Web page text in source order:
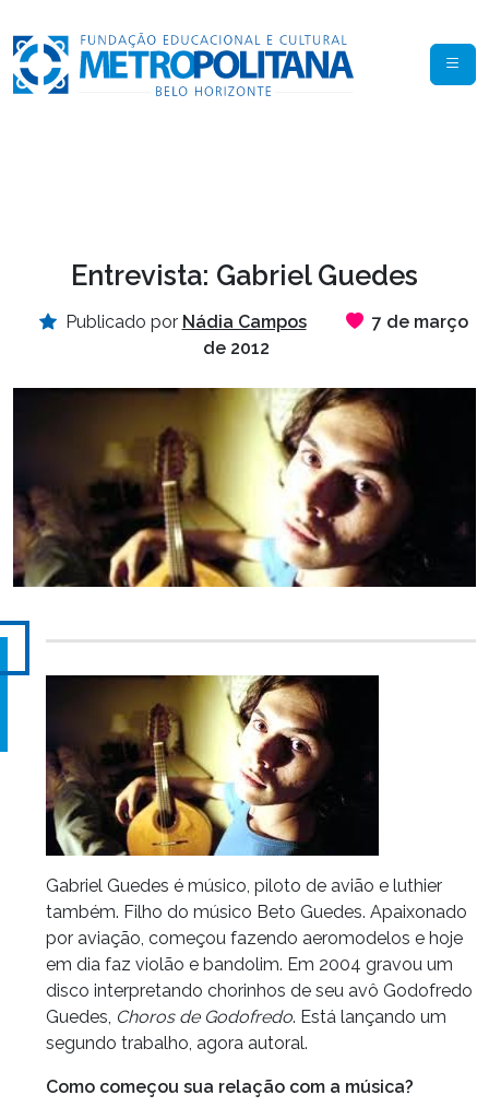
Entrevista: Gabriel Guedes
Publicado por Nádia Campos
7 de março
de 2012
Gabriel Guedes é músico, piloto de avião e luthier
também. Filho do músico Beto Guedes. Apaixonado
por aviação, começou fazendo aeromodelos e hoje
em dia faz violão e bandolim. Em 2004 gravou um
disco interpretando chorinhos de seu avô Godofredo
Guedes, Choros de Godofredo. Está lançando um
segundo trabalho, agora autoral.
Como começou sua relação com a música?